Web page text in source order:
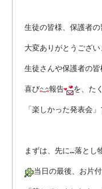
生徒の皆様、保護者の
大変ありがとうござ
生徒さんや保護者の
喜び 報告 を、た
「楽しかった発表会
まずは、先に…落とし
当日の最後、お片